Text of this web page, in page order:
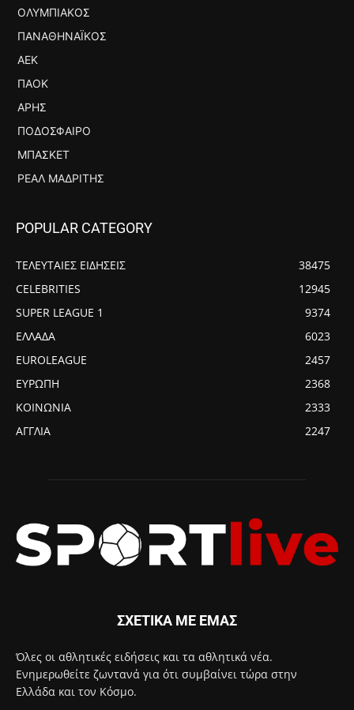
ΟΛΥΜΠΙΑΚΌΣ
ΠΑΝΑΘΗΝΑΪΚΌΣ
ΑΕΚ
ΠΑΟΚ
ΆΡΗΣ
ΠΟΔΌΣΦΑΙΡΟ
ΜΠΆΣΚΕΤ
ΡΕΆΛ ΜΑΔΡΊΤΗΣ
POPULAR CATEGORY
ΤΕΛΕΥΤΑΙΕΣ ΕΙΔΗΣΕΙΣ
38475
CELEBRITIES
12945
SUPER LEAGUE 1
9374
ΕΛΛΑΔΑ
6023
EUROLEAGUE
2457
ΕΥΡΩΠΗ
2368
ΚΟΙΝΩΝΙΑ
2333
ΑΓΓΛΙΑ
2247
ΣΧΕΤΙΚΑ ΜΕ ΕΜΑΣ
Όλες οι αθλητικές ειδήσεις και τα αθλητικά νέα.
Ενημερωθείτε ζωντανά για ότι συμβαίνει τώρα στην
Ελλάδα και τον Κόσμο.